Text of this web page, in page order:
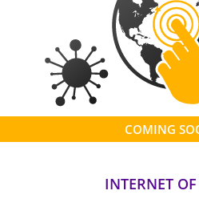
COMING
INTERNET